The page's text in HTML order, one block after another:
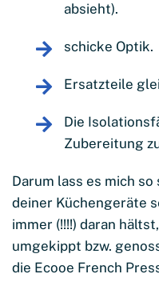
absieht).
schicke Optik.
Ersatzteile
Die
Zubereitung
Darum lass es mich
deiner Küchengeräte
immer (!!!!) daran
umgekippt bzw.
die Ecooe French